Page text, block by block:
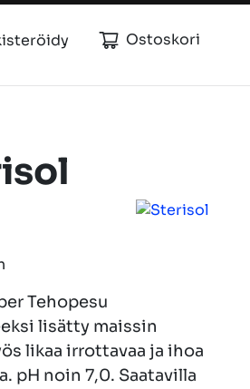
Ostoskori
Tehopesu
lisätty maissin
likaa irrottavaa ja ihoa
pH noin 7,0. Saatavilla